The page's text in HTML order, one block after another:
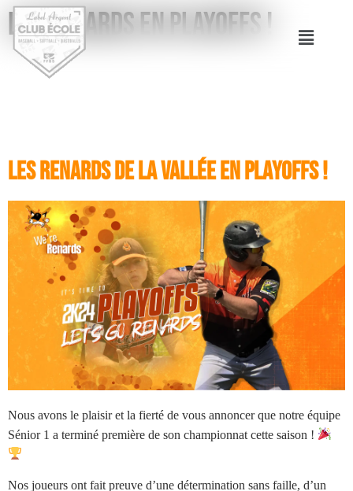
Les Renards en Playoffs !
Les Renards de la Vallée en Playoffs !
Nous avons le plaisir et la fierté de vous annoncer que notre équipe
Sénior 1 a terminé première de son championnat cette saison !
Nos joueurs ont fait preuve d’une détermination sans faille, d’un